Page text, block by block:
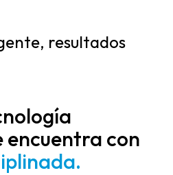
resultados
encuentra con